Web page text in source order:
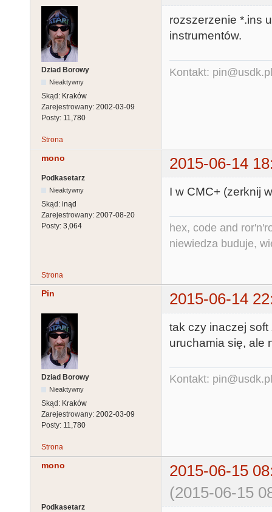
Dziad Borowy
Nieaktywny
Skąd: Kraków
Zarejestrowany: 2002-03-09
Posty: 11,780
rozszerzenie *.ins
instrumentów.
Kontakt: pin@usdk.pl
Strona
mono 2015-06-14
Podkasetarz
Nieaktywny
Skąd: inąd
Zarejestrowany: 2007-08-20
Posty: 3,064
I w CMC+ (zerknij
hex, code and
niewiedza buduje,
Strona
Pin 2015-06-14
Dziad Borowy
Nieaktywny
Skąd: Kraków
Zarejestrowany: 2002-03-09
Posty: 11,780
tak czy inaczej soft
uruchamia się, ale
Kontakt: pin@usdk.pl
Strona
mono
2015-06-15
(2015-06-15
Podkasetarz